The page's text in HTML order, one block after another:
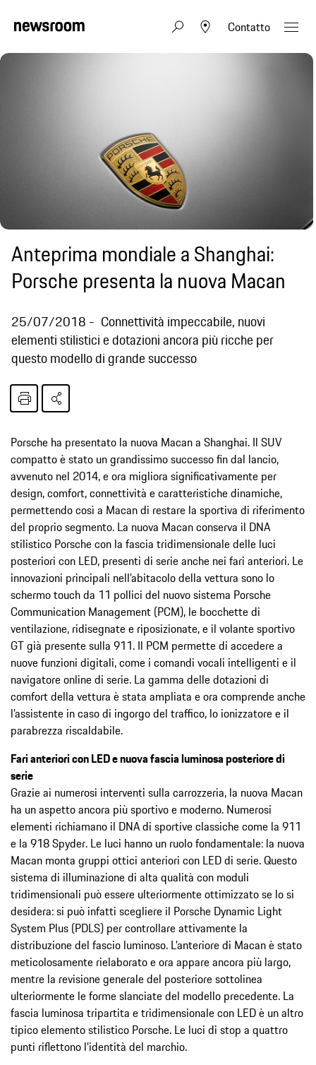
Contatto
Anteprima mondiale a Shanghai:
Porsche presenta la nuova Macan
25/07/2018
Connettività impeccabile, nuovi
elementi stilistici e dotazioni ancora più ricche per
questo modello di grande successo
Porsche ha presentato la nuova Macan a Shanghai. Il SUV
compatto è stato un grandissimo successo fin dal lancio,
avvenuto nel 2014, e ora migliora significativamente per
design, comfort, connettività e caratteristiche dinamiche,
permettendo così a Macan di restare la sportiva di riferimento
del proprio segmento. La nuova Macan conserva il DNA
stilistico Porsche con la fascia tridimensionale delle luci
posteriori con LED, presenti di serie anche nei fari anteriori. Le
innovazioni principali nell’abitacolo della vettura sono lo
schermo touch da 11 pollici del nuovo sistema Porsche
Communication Management (PCM), le bocchette di
ventilazione, ridisegnate e riposizionate, e il volante sportivo
GT già presente sulla 911. Il PCM permette di accedere a
nuove funzioni digitali, come i comandi vocali intelligenti e il
navigatore online di serie. La gamma delle dotazioni di
comfort della vettura è stata ampliata e ora comprende anche
l’assistente in caso di ingorgo del traffico, lo ionizzatore e il
parabrezza riscaldabile.
Fari anteriori con LED e nuova fascia luminosa posteriore di
serie
Grazie ai numerosi interventi sulla carrozzeria, la nuova Macan
ha un aspetto ancora più sportivo e moderno. Numerosi
elementi richiamano il DNA di sportive classiche come la 911
e la 918 Spyder. Le luci hanno un ruolo fondamentale: la nuova
Macan monta gruppi ottici anteriori con LED di serie. Questo
sistema di illuminazione di alta qualità con moduli
tridimensionali può essere ulteriormente ottimizzato se lo si
desidera: si può infatti scegliere il Porsche Dynamic Light
System Plus (PDLS) per controllare attivamente la
distribuzione del fascio luminoso. L’anteriore di Macan è stato
meticolosamente rielaborato e ora appare ancora più largo,
mentre la revisione generale del posteriore sottolinea
ulteriormente le forme slanciate del modello precedente. La
fascia luminosa tripartita e tridimensionale con LED è un altro
tipico elemento stilistico Porsche. Le luci di stop a quattro
punti riflettono l’identità del marchio.